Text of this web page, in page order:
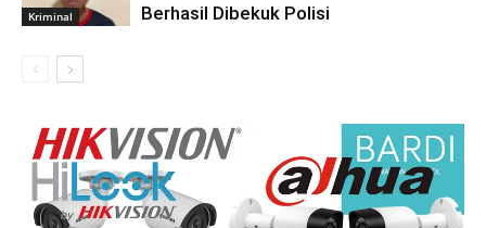
Kriminal
Berhasil Dibekuk Polisi